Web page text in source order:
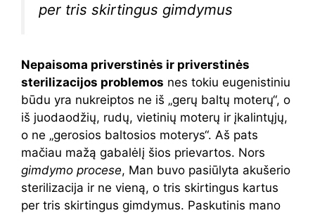
per tris skirtingus gimdymus
Nepaisoma priverstinės ir priverstinės
sterilizacijos problemos nes tokiu eugenistiniu
būdu yra nukreiptos ne iš „gerų baltų moterų“, o
iš juodaodžių, rudų, vietinių moterų ir įkalintųjų,
o ne „gerosios baltosios moterys“. Aš pats
mačiau mažą gabalėlį šios prievartos. Nors
gimdymo procese, Man buvo pasiūlyta akušerio
sterilizacija ir ne vieną, o tris skirtingus kartus
per tris skirtingus gimdymus. Paskutinis mano